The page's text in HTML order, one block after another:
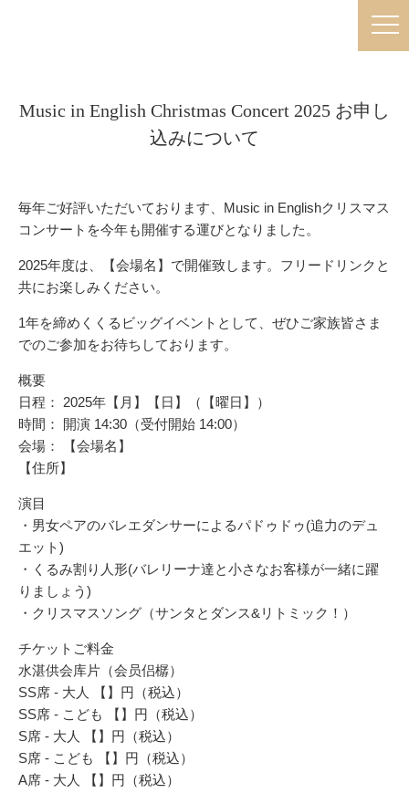
Music in English Christmas Concert 2025 お申し
込みについて
毎年ご好評いただいております、Music in Englishクリスマス
コンサートを今年も開催する運びとなりました。
2025年度は、【会場名】で開催致します。フリードリンクと
共にお楽しみください。
1年を締めくくるビッグイベントとして、ぜひご家族皆さま
でのご参加をお待ちしております。
概要
日程： 2025年【月】【日】（【曜日】）
時間： 開演 14:30（受付開始 14:00）
会場： 【会場名】
【住所】
演目
・男女ペアのバレエダンサーによるパドゥドゥ(追力のデュ
エット)
・くるみ割り人形(バレリーナ達と小さなお客様が一緒に躍
りましょう)
・クリスマスソング（サンタとダンス&リトミック！）
チケットご料金
水湛供会库片（会员侣樼）
SS席 - 大人 【】円（税込）
SS席 - こども 【】円（税込）
S席 - 大人 【】円（税込）
S席 - こども 【】円（税込）
A席 - 大人 【】円（税込）